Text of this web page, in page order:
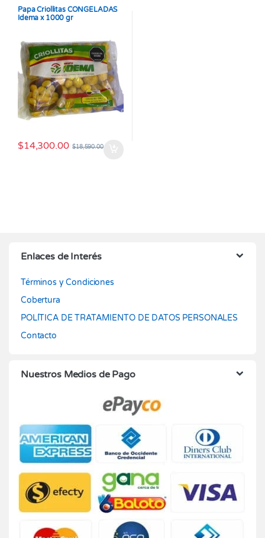
Papa Criollitas CONGELADAS
Idema x 1000 gr
$14,300.00 $18,590.00
Enlaces de Interés
Términos y Condiciones
Cobertura
POLÍTICA DE TRATAMIENTO DE DATOS PERSONALES
Contacto
Nuestros Medios de Pago